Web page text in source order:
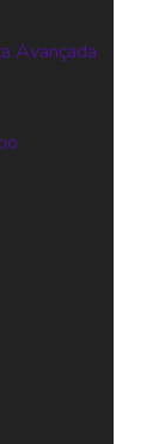
Avançada